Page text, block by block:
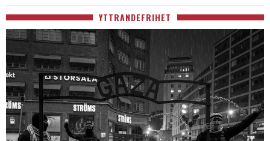
YTTRANDEFRIHET